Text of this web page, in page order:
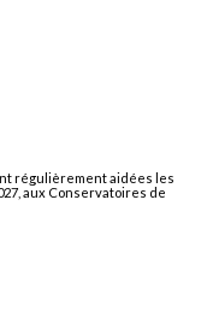
régulièrement aidées les
aux Conservatoires de